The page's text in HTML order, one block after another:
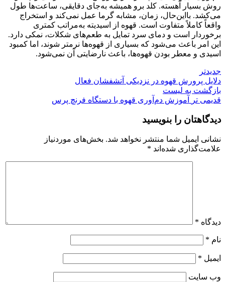
روش بسیار آهسته. کلد برو همیشه به‌جای دقایقی، ساعت‌ها طول
می‌کشد. بااین‌حال، زمان، مشابه گرما عمل نمی‌کند و استخراج
واقعاً کاملاً متفاوت است. قهوه از اسیدیته به‌مراتب کمتری
برخوردار است و دمای سرد تمایل به طعم‌های شکلات، نمکی دارد.
این امر باعث می‌شود که بسیاری از قهوه‌ها نرمتر شوند، اما کمبود
اسیدی و معطر بودن قهوه‌ها، باعث نارضایتی آن نمی‌شود.
جدیدتر
دلایل پرورش قهوه در نزدیکی آتشفشان فعال
بازگشت به لیست
قدیمی تر
آموزش دم‌آوری قهوه با دستگاه فرنچ پرس
دیدگاهتان را بنویسید
نشانی ایمیل شما منتشر نخواهد شد. بخش‌های موردنیاز
علامت‌گذاری شده‌اند *
دیدگاه *
نام *
ایمیل *
وب‌ سایت